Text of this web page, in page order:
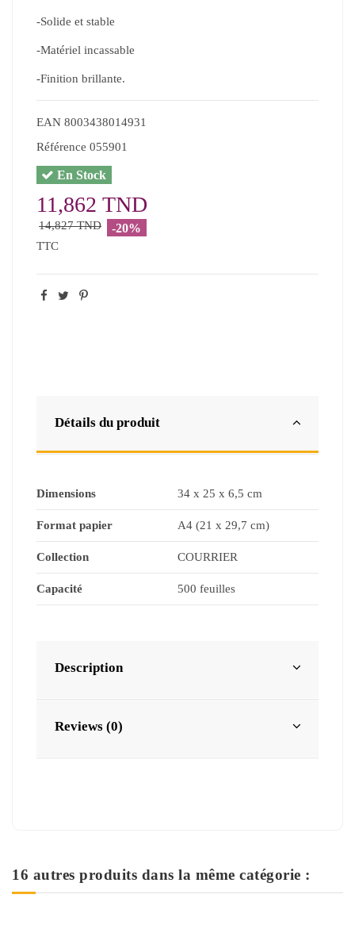
-Solide et stable
-Matériel incassable
-Finition brillante.
EAN 8003438014931
Référence 055901
En Stock
11,862 TND
14,827 TND -20%
TTC
Détails du produit
Dimensions 34 x 25 x 6,5 cm
Format papier A4 (21 x 29,7 cm)
Collection COURRIER
Capacité 500 feuilles
Description
Reviews (0)
16 autres produits dans la même catégorie :